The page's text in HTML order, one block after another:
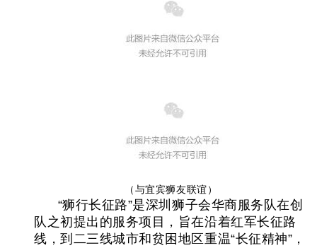
（与宜宾狮友联谊）
“狮行长征路”是深圳狮子会华商服务队在创
队之初提出的服务项目，旨在沿着红军长征路
线，到二三线城市和贫困地区重温“长征精神” ，